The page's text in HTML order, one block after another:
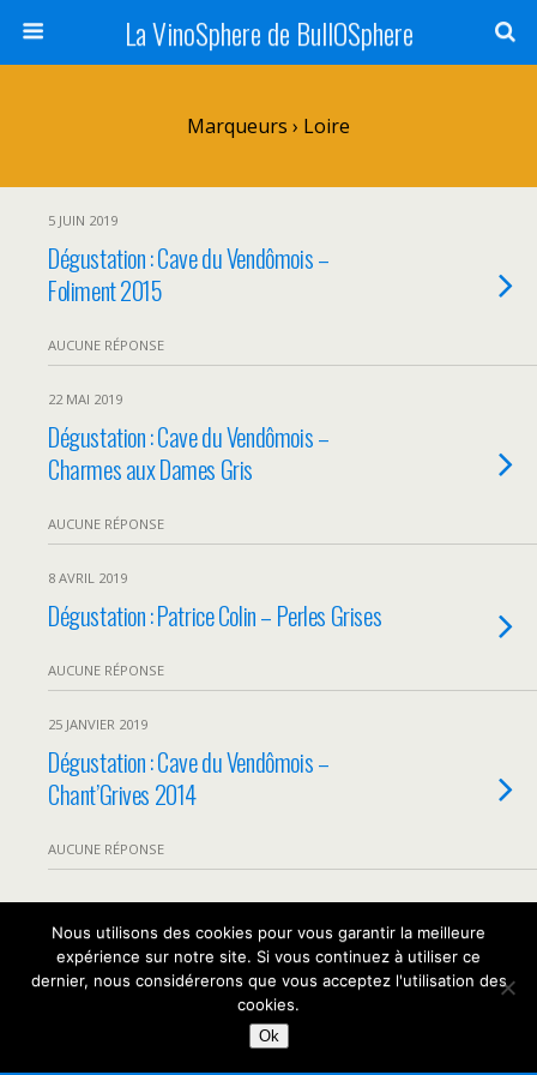
La VinoSphere de BullOSphere
Marqueurs › Loire
5 JUIN 2019
Dégustation : Cave du Vendômois –
Foliment 2015
AUCUNE RÉPONSE
22 MAI 2019
Dégustation : Cave du Vendômois –
Charmes aux Dames Gris
AUCUNE RÉPONSE
8 AVRIL 2019
Dégustation : Patrice Colin – Perles Grises
AUCUNE RÉPONSE
25 JANVIER 2019
Dégustation : Cave du Vendômois –
Chant’Grives 2014
AUCUNE RÉPONSE
Retour au début
Nous utilisons des cookies pour vous garantir la meilleure
expérience sur notre site. Si vous continuez à utiliser ce
dernier, nous considérerons que vous acceptez l'utilisation des
cookies.
Ok